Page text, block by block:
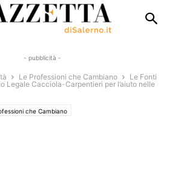
- pubblicità -
Le Professioni che Cambiano
Le Fonti
Legale Cacciola-Carpentieri per l’aiuto nelle
che Cambiano